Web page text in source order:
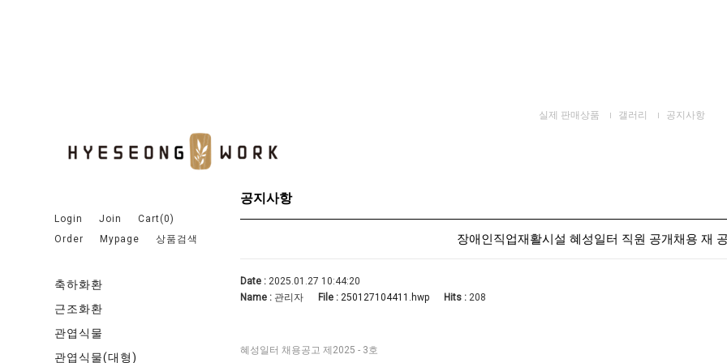
Login Join Cart(0)
Order
Mypage 상품검색
축하화환
근조화환
관엽식물
관엽식물(대형)
실제 판매상품 갤러리 공지사항
공지사항
장애인직업재활시설 혜성일터 직원 공개채용 재
Date :2025.01.27 10:44:20
Name :관리자 File : 250127104411.hwp Hits :208
혜성일터 채용공고 제2025 - 3호